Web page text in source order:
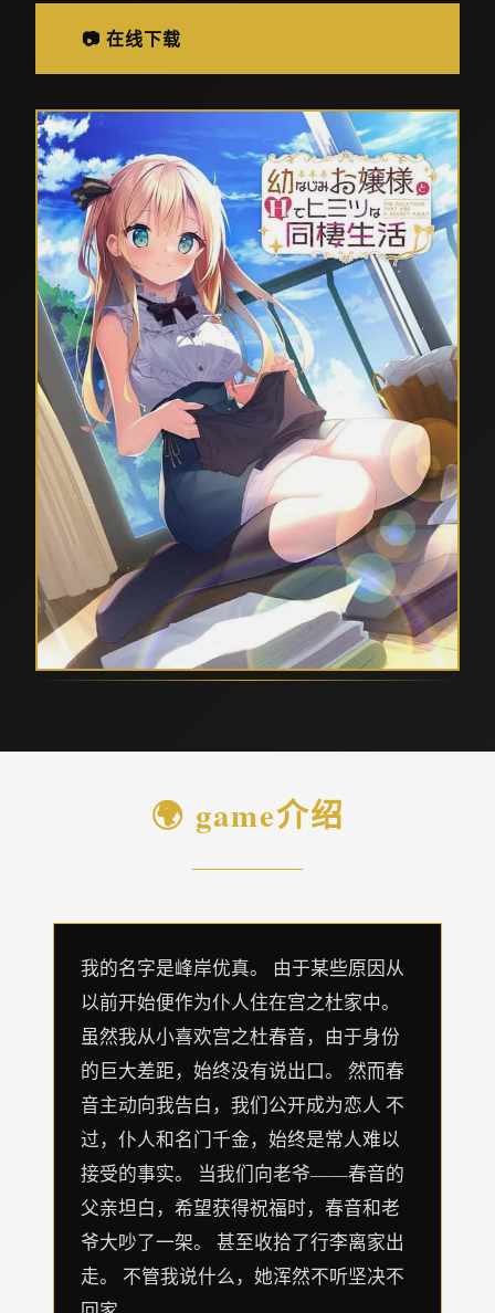
📷 在线下载
🌍 game介绍
我的名字是峰岸优真。 由于某些原因从
以前开始便作为仆人住在宫之杜家中。
虽然我从小喜欢宫之杜春音，由于身份
的巨大差距，始终没有说出口。 然而春
音主动向我告白，我们公开成为恋人 不
过，仆人和名门千金，始终是常人难以
接受的事实。 当我们向老爷——春音的
父亲坦白，希望获得祝福时，春音和老
爷大吵了一架。 甚至收拾了行李离家出
走。 不管我说什么，她浑然不听坚决不